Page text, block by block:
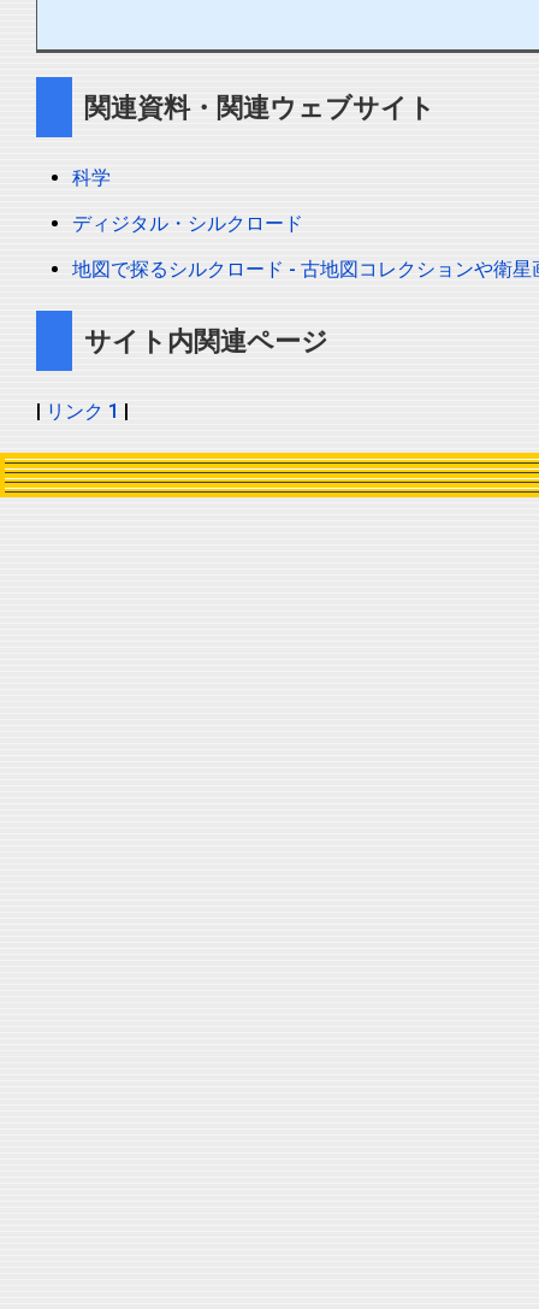
関連資料・関連ウェブサイト
科学
ディジタル・シルクロード
地図で探るシルクロード - 古地図コレクションや衛
サイト内関連ページ
| リンク 1 |